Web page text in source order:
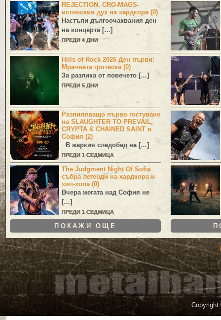
REJECTION, CRO-MAGS-
истинския дух на хардкора (0)
Настъпи дългоочаквания ден
на концерта […]
ПРЕДИ 4 ДНИ
Hills of Rock 2026 Ден първи:
Мрачната гротеска (0)
За разлика от повечето […]
ПРЕДИ 5 ДНИ
Разпиляващо първо гостуване
на SLAUGHTER TO PREVAIL,
CRYPTA & CHAINED SAINT в
София (2)
В жаркия следобед на […]
ПРЕДИ 1 СЕДМИЦА
The Judgment Night Of Sofia
събра легенди на хардкора и
хип-хопа (0)
Вчера жегата над София не
[…]
ПРЕДИ 1 СЕДМИЦА
ПОКАЖИ ОЩЕ